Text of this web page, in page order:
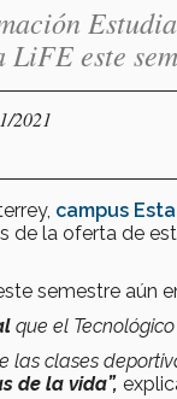
este
2021
campus
de la oferta de
semestre aún
que el
las clases
de la vida”,